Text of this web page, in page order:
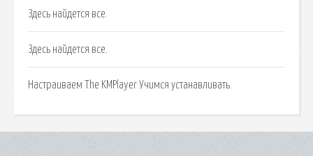
Здесь найдется все.
Здесь найдется все.
Настраиваем The KMPlayer Учимся устанавливать.